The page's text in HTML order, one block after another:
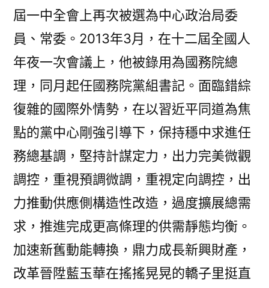
屆一中全會上再次被選為中心政治局委
員、常委。2013年3月，在十二屆全國人
年夜一次會議上，他被錄用為國務院總
理，同月起任國務院黨組書記。面臨錯綜
復雜的國際外情勢，在以習近平同道為焦
點的黨中心剛強引導下，保持穩中求進任
務總基調，堅持計謀定力，出力完美微觀
調控，重視預調微調，重視定向調控，出
力推動供應側構造性改造，過度擴展總需
求，推進完成更高條理的供需靜態均衡。
加速新舊動能轉換，鼎力成長新興財產，
改革晉陞藍玉華在搖搖晃晃的轎子里挺直